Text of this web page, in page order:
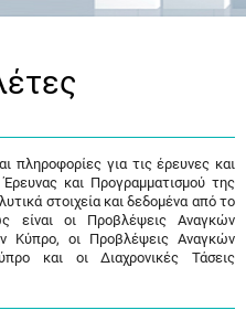
πληροφορίες για τις έρευνες και
και Προγραμματισμού της
στοιχεία και δεδομένα από το
είναι οι Προβλέψεις Αναγκών
Κύπρο, οι Προβλέψεις Αναγκών
και οι Διαχρονικές Τάσεις